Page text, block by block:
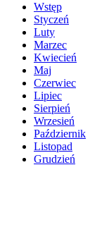
Wstęp
Styczeń
Luty
Marzec
Kwiecień
Maj
Czerwiec
Lipiec
Sierpień
Wrzesień
Październik
Listopad
Grudzień